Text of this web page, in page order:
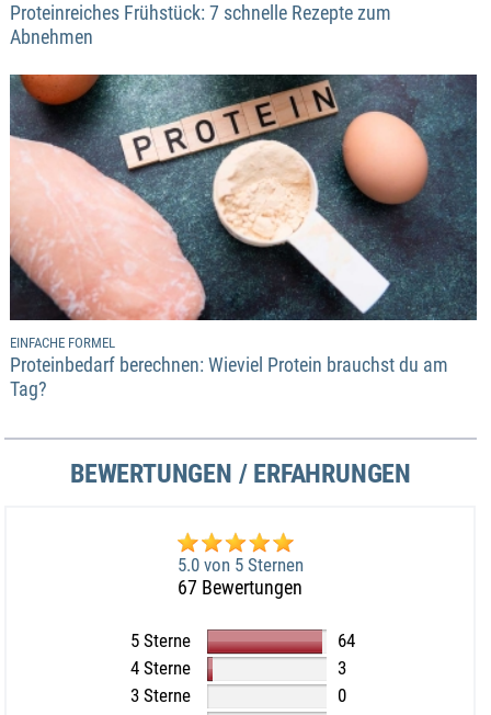
Proteinreiches Frühstück: 7 schnelle Rezepte zum
Abnehmen
EINFACHE FORMEL
Proteinbedarf berechnen: Wieviel Protein brauchst du am
Tag?
BEWERTUNGEN / ERFAHRUNGEN
5.0 von 5 Sternen
67 Bewertungen
5 Sterne
64
4 Sterne
3
3 Sterne
0